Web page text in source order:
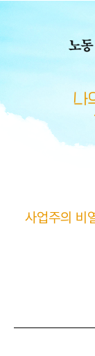
사업주의 비